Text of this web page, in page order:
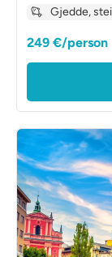
Gjedde,
249 €/person